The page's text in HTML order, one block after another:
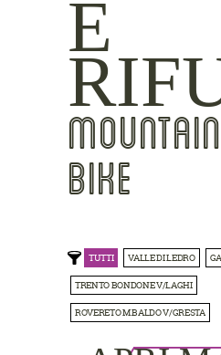
E
BIKE
TUTTI VALLE DI LEDRO
TRENTO BONDONE V/LAGHI
ROVERETO M.BALDO V/GRESTA